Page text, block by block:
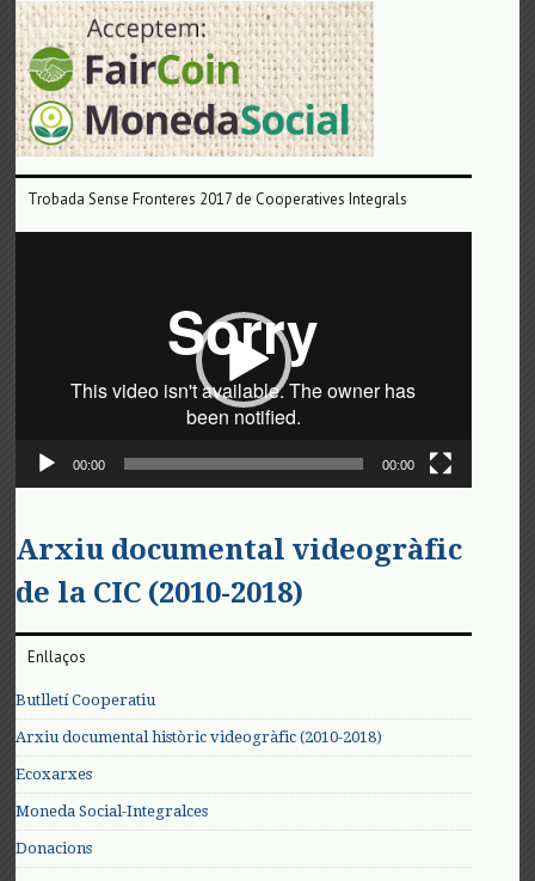
Trobada Sense Fronteres 2017 de Cooperatives Integrals
00:00 00:00
Arxiu documental videogràfic
de la CIC (2010-2018)
Enllaços
Butlletí Cooperatiu
Arxiu documental històric videogràfic (2010-2018)
Ecoxarxes
Moneda Social-Integralces
Donacions